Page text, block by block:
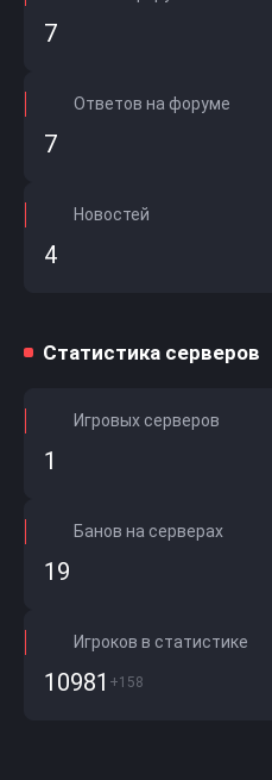
7
Ответов на форуме
7
Новостей
4
Статистика серверов
Игровых серверов
1
Банов на серверах
19
Игроков в статистике
10981 +158